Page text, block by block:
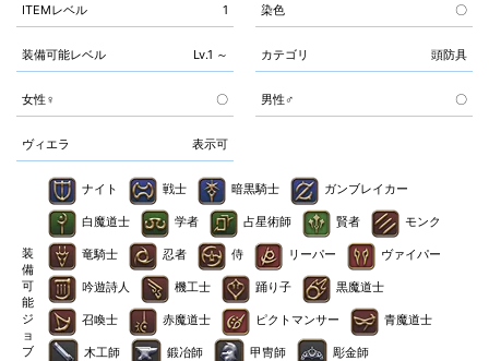
ITEMレベル 1 染色 〇
装備可能レベル Lv.1 ～ カテゴリ 頭防具
女性♀ 〇 男性♂ 〇
ヴィエラ 表示可
装
備
可
能
ジ
ョ
ブ
ナイト 戦士 暗黒騎士 ガンブレイカー
白魔道士 学者 占星術師 賢者 モンク
竜騎士 忍者 侍 リーパー ヴァイパー
吟遊詩人 機工士 踊り子 黒魔道士
召喚士 赤魔道士 ピクトマンサー 青魔道士
木工師 鍛冶師 甲冑師 彫金師